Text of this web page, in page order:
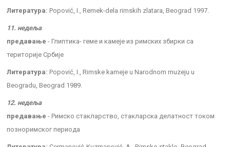
Литература: Popović, I., Remek-dela rimskih zlatara, Beograd 1997.
11. недеља
предавање - Глиптика- геме и камеје из римских збирки са
територије Србије
Литература: Popović, I., Rimske kameje u Narodnom muzeju u
Beogradu, Beograd 1989.
12. недеља
предавање - Римско стакларство, стакларска делатност током
позноримског периода